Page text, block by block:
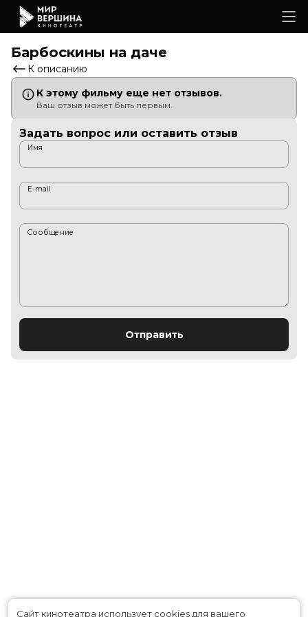
Барбоскины на даче
К описанию
К этому фильму еще нет отзывов.
Ваш отзыв может быть первым.
Задать вопрос или оставить отзыв
Имя
E-mail
Сообщение
Отправить
Сайт кинотеатра использует cookies для вашего